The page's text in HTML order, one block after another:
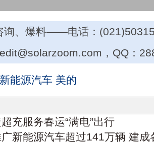
询、爆料——电话：
edit@solarzoom.com，QQ：
新能源汽车 美的
充服务春运“满电”出行
新能源汽车超过141万辆 建